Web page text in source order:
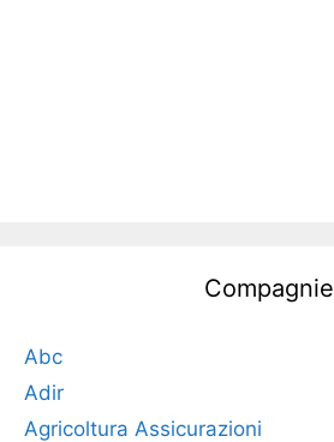
Compagnie
Abc
Adir
Agricoltura Assicurazioni